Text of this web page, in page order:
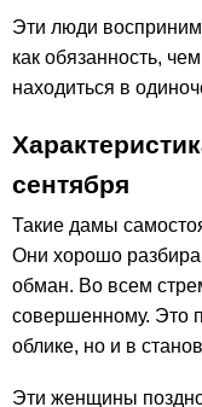
Эти люди
как обязанность,
находиться в
сентября
Такие дамы
Они хорошо
обман. Во всем
совершенному. Это
облике, но и в
Эти женщины